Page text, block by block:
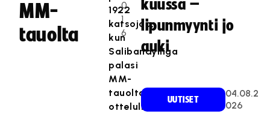
MM-
tauolta
0
1
6
1922
katsojaa,
kun
Salibandyliiga
palasi
MM-
tauolta
ottelulla
kuussa –
lipunmyynti jo
auki
UUTISET
04.08.2
026